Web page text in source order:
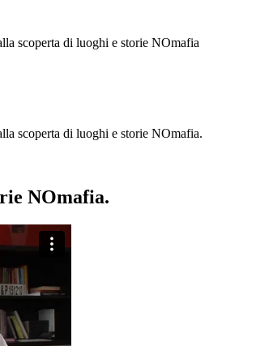
scoperta di luoghi e storie NOmafia
scoperta di luoghi e storie NOmafia.
NOmafia.